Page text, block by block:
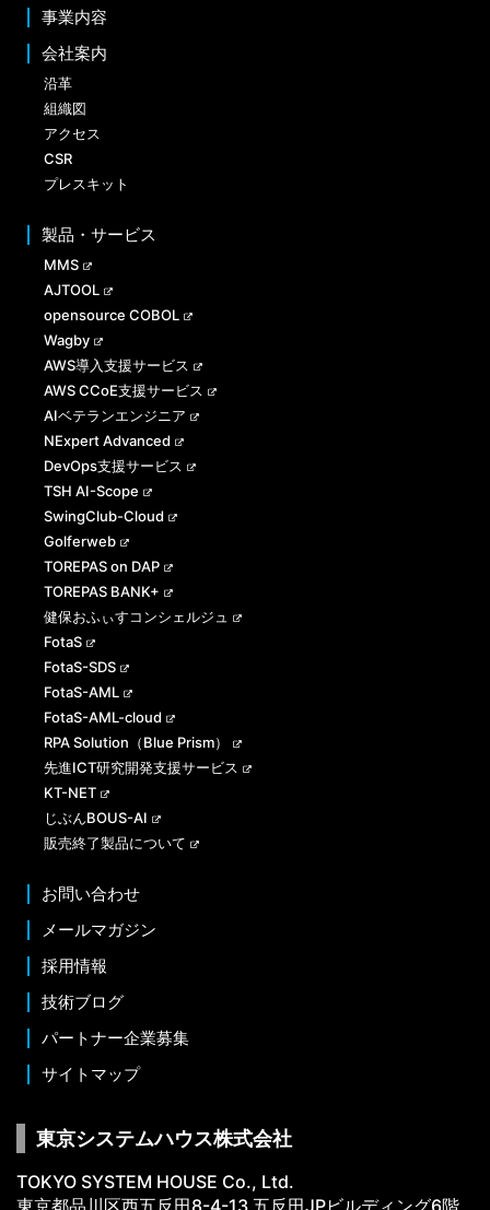
事業内容
会社案内
沿革
組織図
アクセス
CSR
プレスキット
製品・サービス
MMS
AJTOOL
opensource COBOL
Wagby
AWS導入支援サービス
AWS CCoE支援サービス
AIベテランエンジニア
NExpert Advanced
DevOps支援サービス
TSH AI-Scope
SwingClub-Cloud
Golferweb
TOREPAS on DAP
TOREPAS BANK+
健保おふぃすコンシェルジュ
FotaS
FotaS-SDS
FotaS-AML
FotaS-AML-cloud
RPA Solution（Blue Prism）
先進ICT研究開発支援サービス
KT-NET
じぶんBOUS-AI
販売終了製品について
お問い合わせ
メールマガジン
採用情報
技術ブログ
パートナー企業募集
サイトマップ
東京システムハウス株式会社
TOKYO SYSTEM HOUSE Co., Ltd.